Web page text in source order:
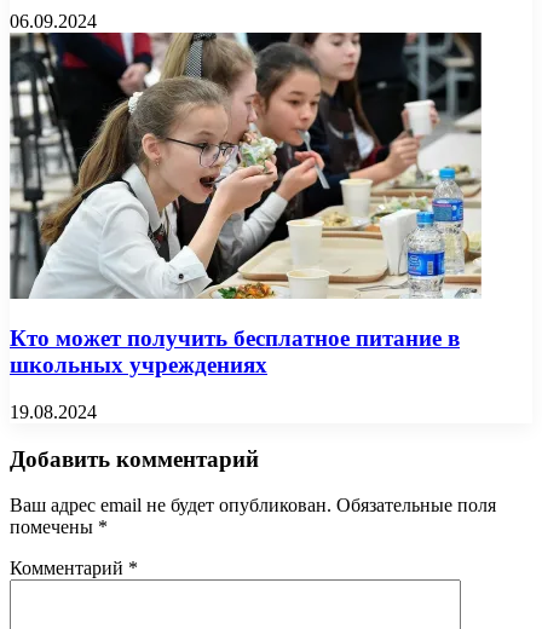
06.09.2024
Кто может получить бесплатное питание в
школьных учреждениях
19.08.2024
Добавить комментарий
Ваш адрес email не будет опубликован. Обязательные поля
помечены *
Комментарий *